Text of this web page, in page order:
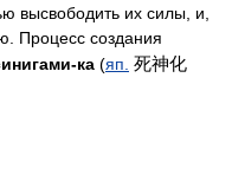
высвободить их силы, и,
Процесс создания
ка (яп. 死神化